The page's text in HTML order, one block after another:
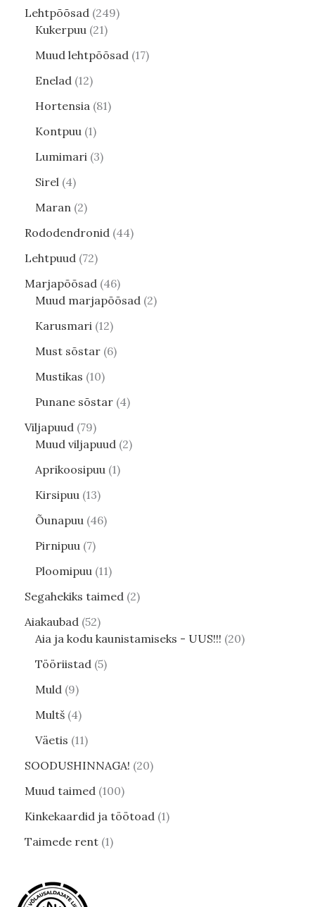
Lehtpõõsad 249
Kukerpuu 21
Muud lehtpõõsad 17
Enelad 12
Hortensia 81
Kontpuu 1
Lumimari 3
Sirel 4
Maran 2
Rododendronid 44
Lehtpuud 72
Marjapõõsad 46
Muud marjapõõsad 2
Karusmari 12
Must sõstar 6
Mustikas 10
Punane sõstar 4
Viljapuud 79
Muud viljapuud 2
Aprikoosipuu 1
Kirsipuu 13
Õunapuu 46
Pirnipuu 7
Ploomipuu 11
Segahekiks taimed 2
Aiakaubad 52
Aia ja kodu kaunistamiseks - UUS!!! 20
Tööriistad 5
Muld 9
Multš 4
Väetis 11
SOODUSHINNAGA! 20
Muud taimed 100
Kinkekaardid ja töötoad 1
Taimede rent 1